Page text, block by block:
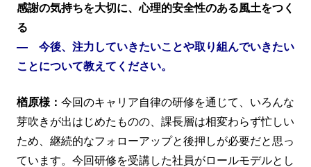
感謝の気持ちを大切に、心理的安全性のある風土をつく
る
― 今後、注力していきたいことや取り組んでいきたい
ことについて教えてください。
楢原様： 今回のキャリア自律の研修を通じて、いろんな
芽吹きが出はじめたものの、課長層は相変わらず忙しい
ため、継続的なフォローアップと後押しが必要だと思っ
ています。今回研修を受講した社員がロールモデルとし